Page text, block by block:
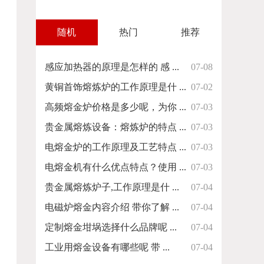
随机 热门 推荐
07-08
感应加热器的原理是怎样的 感 ...
07-02
黄铜首饰熔炼炉的工作原理是什 ...
07-03
高频熔金炉价格是多少呢，为你 ...
07-03
贵金属熔炼设备：熔炼炉的特点 ...
07-03
电熔金炉的工作原理及工艺特点 ...
07-03
电熔金机有什么优点特点？使用 ...
07-04
贵金属熔炼炉子,工作原理是什 ...
07-04
电磁炉熔金内容介绍 带你了解 ...
07-04
定制熔金坩埚选择什么品牌呢 ...
07-04
工业用熔金设备有哪些呢 带 ...